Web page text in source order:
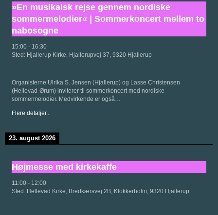
»En musikalsk rejse gennem nordiske
sommermelodier« | Sommerkoncert mellem to
nabosogne
15:00 - 16:30
Sted: Hjallerup Kirke, Hjallerupvej 37, 9320 Hjallerup
Organisterne Ulrika S. Jensen (Hjallerup) og Lasse Christensen
(Hellevad-Ørum) inviterer til sommerkoncert med nordiske
sommermelodier. Medvirkende er også…
Flere detaljer...
23. august 2026
Højmesse med kirkekaffe
11:00 - 12:00
Sted: Hellevad Kirke, Bredkærsvej 2B, Klokkerholm, 9320 Hjallerup